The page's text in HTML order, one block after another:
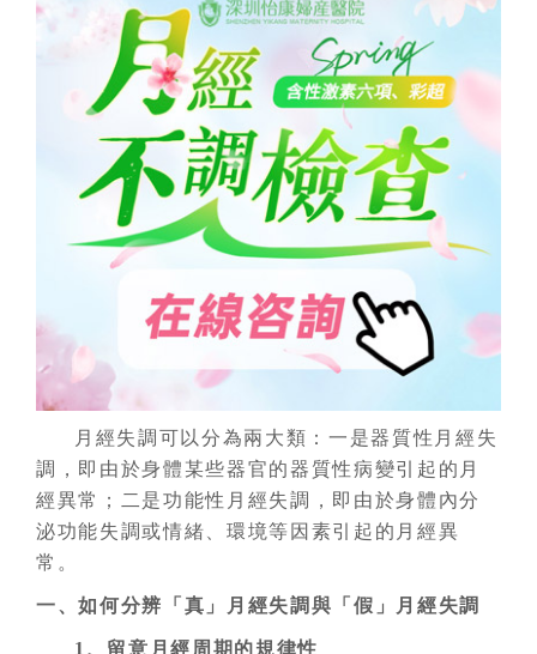
月經失調可以分為兩大類：一是器質性月經失
調，即由於身體某些器官的器質性病變引起的月
經異常；二是功能性月經失調，即由於身體內分
泌功能失調或情緒、環境等因素引起的月經異
常。
一、如何分辨「真」月經失調與「假」月經失調
1、留意月經周期的規律性